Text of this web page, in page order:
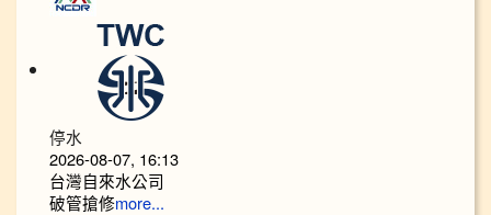
停水
2026-08-07, 16:13
台灣自來水公司
破管搶修more...